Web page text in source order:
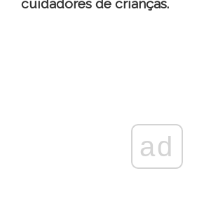
cuidadores de crianças.
ad